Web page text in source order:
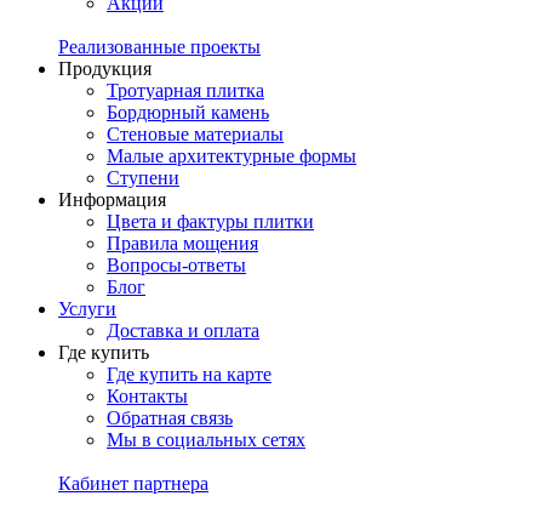
Реализованные проекты
Продукция
Тротуарная плитка
Бордюрный камень
Стеновые материалы
Малые архитектурные формы
Ступени
Информация
Цвета и фактуры плитки
Правила мощения
Вопросы-ответы
Блог
Услуги
Доставка и оплата
Где купить
Где купить на карте
Контакты
Обратная связь
Мы в социальных сетях
Кабинет партнера